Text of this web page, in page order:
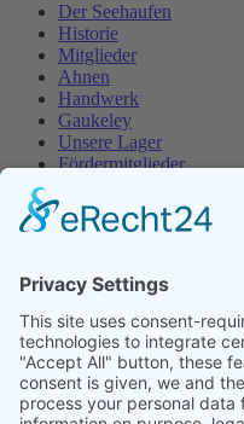
Der Seehaufen
Historie
Mitglieder
Ahnen
Handwerk
Gaukeley
Unsere Lager
Fördermitglieder
Termine
KONTAKT
IMPRESSUM
DATENSCHUTZ
Zum Seitenanfang